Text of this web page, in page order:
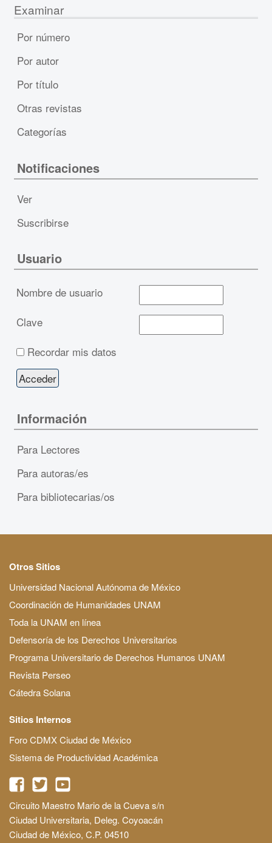
Examinar
Por número
Por autor
Por título
Otras revistas
Categorías
Notificaciones
Ver
Suscribirse
Usuario
Nombre de usuario
Clave
Recordar mis datos
Información
Para Lectores
Para autoras/es
Para bibliotecarias/os
Otros Sitios
Universidad Nacional Autónoma de México
Coordinación de Humanidades UNAM
Toda la UNAM en línea
Defensoría de los Derechos Universitarios
Programa Universitario de Derechos Humanos UNAM
Revista Perseo
Cátedra Solana
Sitios Internos
Foro CDMX Ciudad de México
Sistema de Productividad Académica
Circuito Maestro Mario de la Cueva s/n
Ciudad Universitaria, Deleg. Coyoacán
Ciudad de México, C.P. 04510